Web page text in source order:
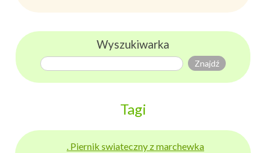
Wyszukiwarka
Tagi
. Piernik swiateczny z marchewka